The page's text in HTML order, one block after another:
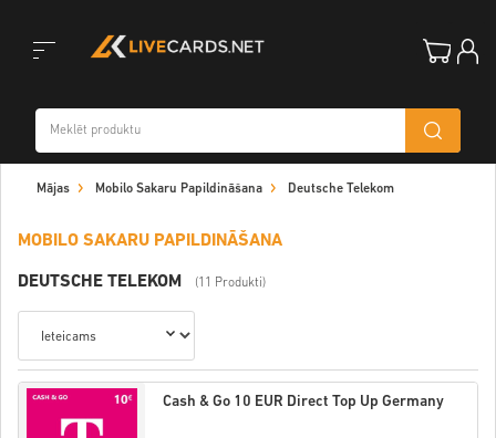
Mājas Mobilo Sakaru Papildināšana Deutsche Telekom
MOBILO SAKARU PAPILDINĀŠANA
DEUTSCHE TELEKOM (11 Produkti)
Cash & Go 10 EUR Direct Top Up Germany